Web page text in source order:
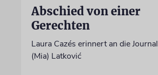
Abschied von einer
Gerechten
Laura Cazés erinnert an die
(Mia) Latković